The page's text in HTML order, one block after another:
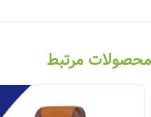
محصولات مرتبط